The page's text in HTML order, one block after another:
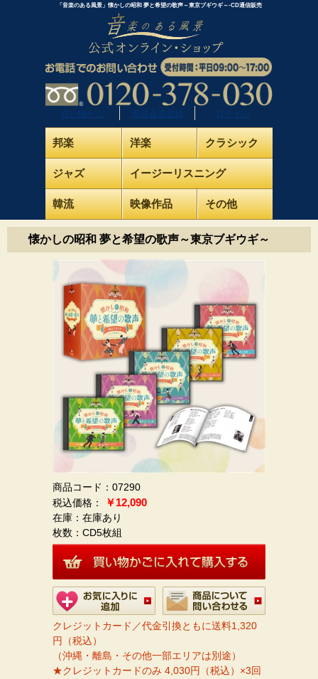
「音楽のある風景」懐かしの昭和 夢と希望の歌声～東京ブギウギ～-CD通信販売
買い物かご 新規会員登録 ログイン
邦楽 洋楽 クラシック
ジャズ イージーリスニング
韓流 映像作品 その他
懐かしの昭和 夢と希望の歌声～東京ブギウギ～
商品コード：07290
￥12,090
在庫：在庫あり
枚数： CD5枚組
クレジットカード／代金引換ともに送料1,320
円（税込）
（沖縄・離島・その他一部エリアは別途）
★クレジットカードのみ 4,030円（税込）×3回